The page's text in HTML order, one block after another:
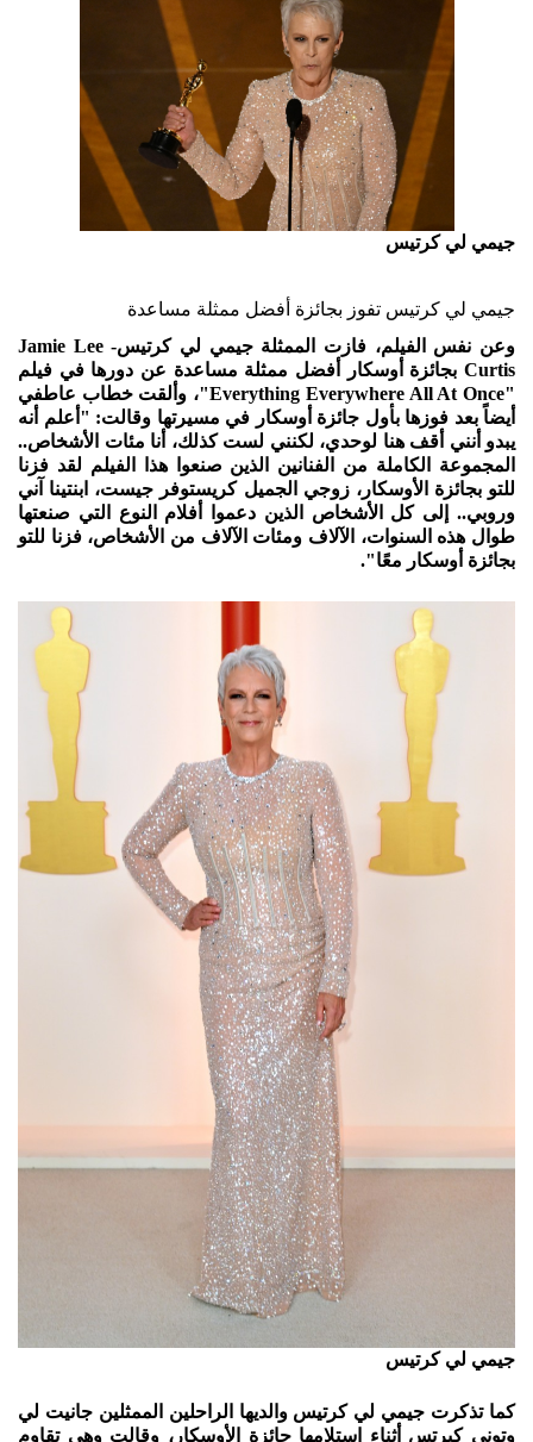
جيمي لي كرتيس
جيمي لي كرتيس تفوز بجائزة أفضل ممثلة مساعدة
وعن نفس الفيلم، فازت الممثلة جيمي لي كرتيس- Jamie Lee
Curtis بجائزة أوسكار أفضل ممثلة مساعدة عن دورها في فيلم
"Everything Everywhere All At Once"، وألقت خطاب عاطفي
أيضاً بعد فوزها بأول جائزة أوسكار في مسيرتها وقالت: "أعلم أنه
يبدو أنني أقف هنا لوحدي، لكنني لست كذلك، أنا مئات الأشخاص..
المجموعة الكاملة من الفنانين الذين صنعوا هذا الفيلم لقد فزنا
للتو بجائزة الأوسكار، زوجي الجميل كريستوفر جيست، ابنتينا آني
وروبي.. إلى كل الأشخاص الذين دعموا أفلام النوع التي صنعتها
طوال هذه السنوات، الآلاف ومئات الآلاف من الأشخاص، فزنا للتو
بجائزة أوسكار معًا".
جيمي لي كرتيس
كما تذكرت جيمي لي كرتيس والديها الراحلين الممثلين جانيت لي
وتوني كيرتس أثناء استلامها جائزة الأوسكار، وقالت وهي تقاوم